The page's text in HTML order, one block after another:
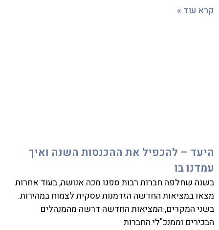
קרא עוד »
היעד – להכפיל את ההכנסות השנה ואיך
עמדנו בו
בשנה שחלפה חברות רבות ספגו מכה אנושה, בעוד אחרות
מצאו במציאות החדשה הזדמנות עסקית לצמוח במהירות.
בשני המקרים, המציאות החדשה דרשה מהמנהלים
הבכירים וממנכ"לי החברות